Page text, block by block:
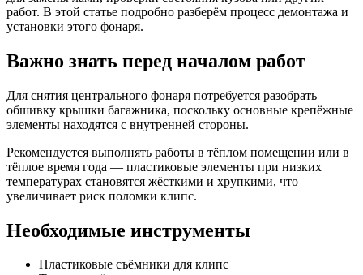
работ. В этой статье подробно разберём процесс демонтажа и
установки этого фонаря.
Важно знать перед началом работ
Для снятия центрального фонаря потребуется разобрать
обшивку крышки багажника, поскольку основные крепёжные
элементы находятся с внутренней стороны.
Рекомендуется выполнять работы в тёплом помещении или в
тёплое время года — пластиковые элементы при низких
температурах становятся жёсткими и хрупкими, что
увеличивает риск поломки клипс.
Необходимые инструменты
Пластиковые съёмники для клипс